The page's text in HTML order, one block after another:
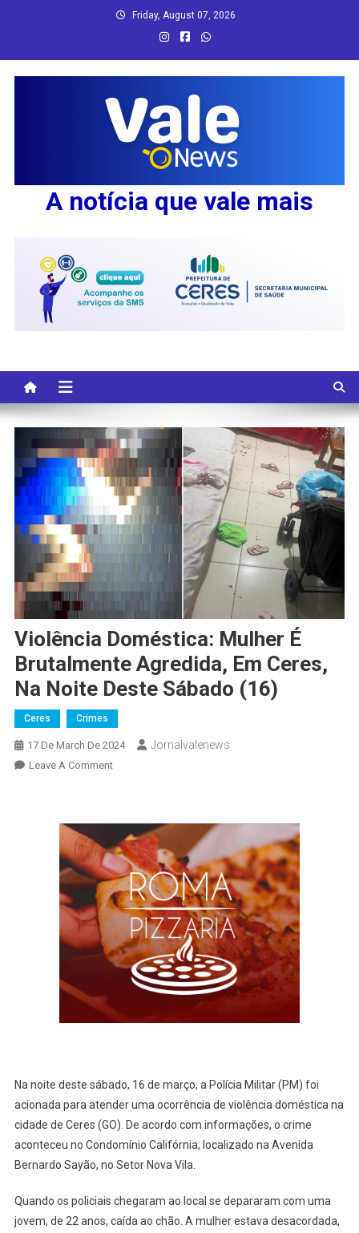
Friday, August 07, 2026
A notícia que vale mais
Violência Doméstica: Mulher É
Brutalmente Agredida, Em Ceres,
Na Noite Deste Sábado (16)
Ceres Crimes
17 De March De 2024 Jornalvalenews
Leave A CommentOn
Brutalmente
Agredida,
Em
Ceres,
Na
Noite
Deste
Sábado
Na noite deste sábado, 16 de março, a Polícia Militar (PM) foi
acionada para atender uma ocorrência de violência doméstica na
cidade de Ceres (GO). De acordo com informações, o crime
aconteceu no Condomínio Califórnia, localizado na Avenida
Bernardo Sayão, no Setor Nova Vila.
Quando os policiais chegaram ao local se depararam com uma
jovem, de 22 anos, caída ao chão. A mulher estava desacordada,